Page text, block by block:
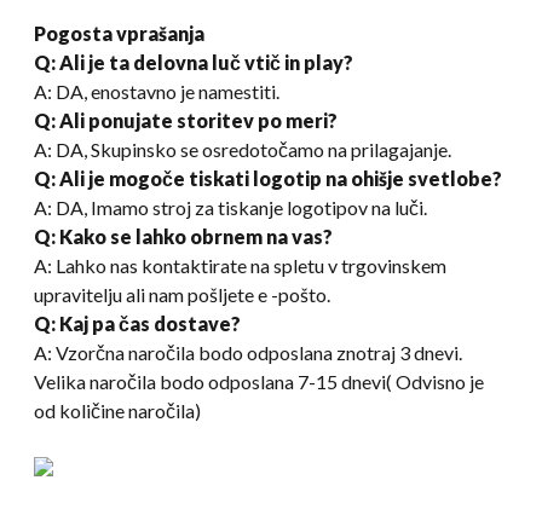
Pogosta vprašanja
Q: Ali je ta delovna luč vtič in play?
A: DA, enostavno je namestiti.
Q: Ali ponujate storitev po meri?
A: DA, Skupinsko se osredotočamo na prilagajanje.
Q: Ali je mogoče tiskati logotip na ohišje svetlobe?
A: DA, Imamo stroj za tiskanje logotipov na luči.
Q: Kako se lahko obrnem na vas?
A: Lahko nas kontaktirate na spletu v trgovinskem
upravitelju ali nam pošljete e -pošto.
Q: Kaj pa čas dostave?
A: Vzorčna naročila bodo odposlana znotraj 3 dnevi.
Velika naročila bodo odposlana 7-15 dnevi( Odvisno je
od količine naročila)